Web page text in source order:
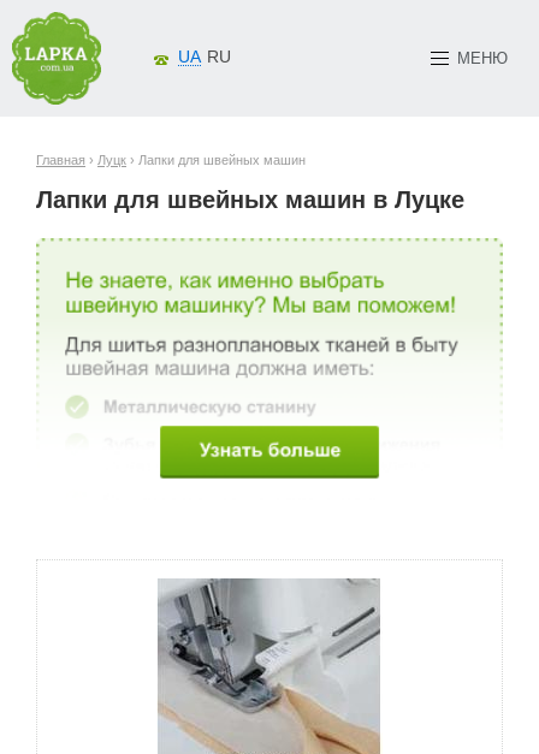
МЕНЮ
UA RU
Главная › Луцк › Лапки для швейных машин
Лапки для швейных машин в Луцке